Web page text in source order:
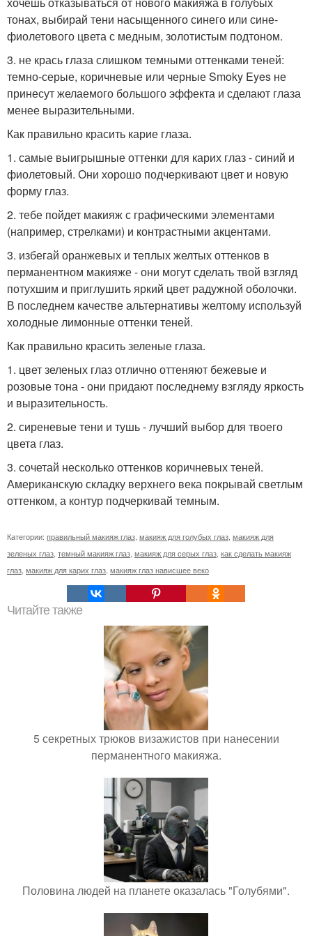
тонах, выбирай тени насыщенного синего или сине-
фиолетового цвета с медным, золотистым подтоном.
3. не крась глаза слишком темными оттенками теней:
темно-серые, коричневые или черные Smoky Eyes не
принесут желаемого большого эффекта и сделают глаза
менее выразительными.
Как правильно красить карие глаза.
1. самые выигрышные оттенки для карих глаз - синий и
фиолетовый. Они хорошо подчеркивают цвет и новую
форму глаз.
2. тебе пойдет макияж с графическими элементами
(например, стрелками) и контрастными акцентами.
3. избегай оранжевых и теплых желтых оттенков в
перманентном макияже - они могут сделать твой взгляд
потухшим и приглушить яркий цвет радужной оболочки.
В последнем качестве альтернативы желтому используй
холодные лимонные оттенки теней.
Как правильно красить зеленые глаза.
1. цвет зеленых глаз отлично оттеняют бежевые и
розовые тона - они придают последнему взгляду яркость
и выразительность.
2. сиреневые тени и тушь - лучший выбор для твоего
цвета глаз.
3. сочетай несколько оттенков коричневых теней.
Американскую складку верхнего века покрывай светлым
оттенком, а контур подчеркивай темным.
Категории: правильный макияж глаз макияж для голубых глаз макияж для
зеленых глаз темный макияж глаз макияж для серых глаз как сделать макияж
глаз макияж для карих глаз макияж глаз нависшее веко
Читайте также
5 секретных трюков визажистов при нанесении
перманентного макияжа.
Половина людей на планете оказалась "Голубями".